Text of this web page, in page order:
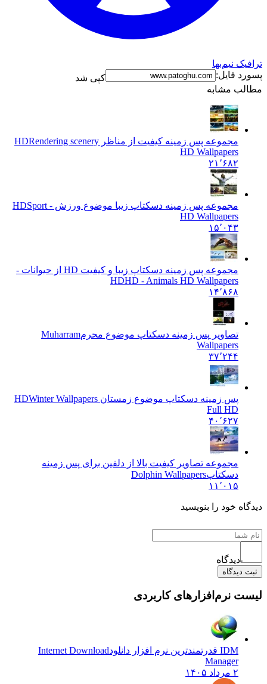
ترافیک نیم‌بها
پسورد فایل:
کپی شد
مطالب مشابه
مجموعه پس زمینه کیفیت از مناظر HD Rendering scenery
HD Wallpapers
۲۱٬۶۸۲
مجموعه پس زمینه دسکتاپ زیبا موضوع ورزش - HD Sport
HD Wallpapers
۱۵٬۰۴۳
مجموعه پس زمینه دسکتاپ زیبا و کیفیت HD از حیوانات -
HDHD - Animals HD Wallpapers
۱۴٬۸۶۸
تصاویر پس زمینه دسکتاپ موضوع محرمMuharram
Wallpapers
۳۷٬۲۴۴
پس زمینه دسکتاپ موضوع زمستان HD Winter Wallpapers
Full HD
۴۰٬۶۲۷
مجموعه تصاویر کیفیت بالا از دلفین برای پس زمینه
دسکتاپDolphin Wallpapers
۱۱٬۰۱۵
دیدگاه خود را بنویسید
دیدگاه
ثبت دیدگاه
لیست نرم‌افزارهای کاربردی
IDM قدرتمندترین نرم افزار دانلود
Internet Download
Manager
۲ مرداد ۱۴۰۵